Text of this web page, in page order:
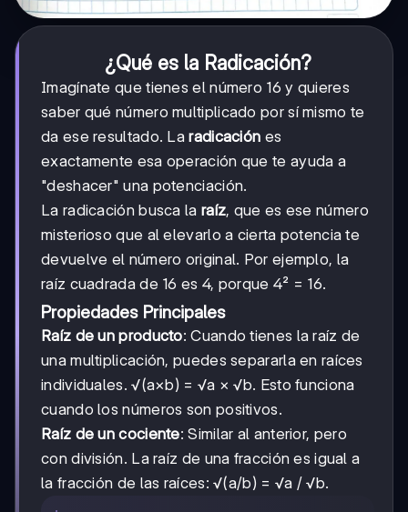
¿Qué es la Radicación?
Imagínate que tienes el número 16 y quieres
saber qué número multiplicado por sí mismo te
da ese resultado. Laradicación es
exactamente esa operación que te ayuda a
"deshacer" una potenciación.
La radicación busca la raíz, que es ese número
misterioso que al elevarlo a cierta potencia te
devuelve el número original. Por ejemplo, la
raíz cuadrada de 16 es 4, porque 4² = 16.
Propiedades Principales
Raíz de un producto: Cuando tienes la raíz de
una multiplicación, puedes separarla en raíces
individuales. √(a×b) = √a × √b. Esto funciona
cuando los números son positivos.
Raíz de un cociente: Similar al anterior, pero
con división. La raíz de una fracción es igual a
la fracción de las raíces: √(a/b) = √a / √b.